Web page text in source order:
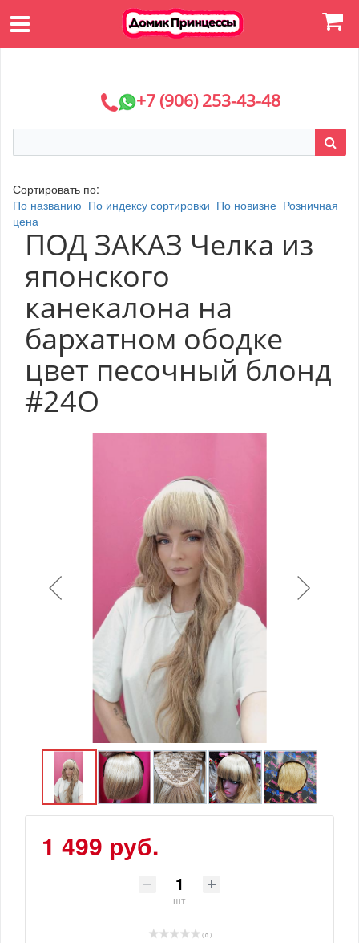
+7 (906) 253-43-48
Сортировать по:
По названию По индексу сортировки По новизне Розничная
цена
ПОД ЗАКАЗ Челка из
японского
канекалона на
бархатном ободке
цвет пеcочный блонд
#24О
1 499 руб.
шт
( 0 )